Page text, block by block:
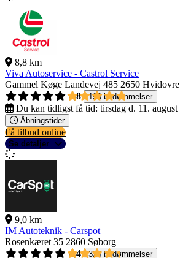
8,8 km
Viva Autoservice - Castrol Service
Gammel Køge Landevej 485 2650 Hvidovre
4,8
190 bedømmelser
Du kan tidligst få tid: tirsdag d. 11. august
Åbningstider
Få tilbud online
Se detaljer
9,0 km
IM Autoteknik - Carspot
Rosenkæret 35 2860 Søborg
4,4
326 bedømmelser